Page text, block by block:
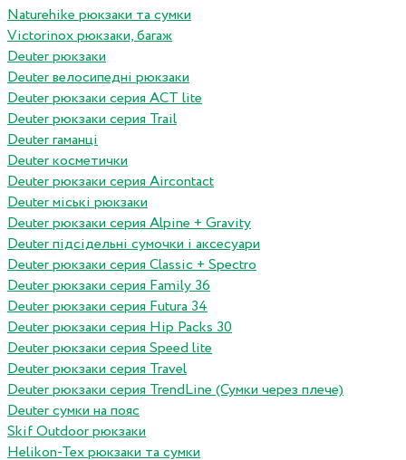
Naturehike рюкзаки та сумки
Victorinox рюкзаки, багаж
Deuter рюкзаки
Deuter велосипедні рюкзаки
Deuter рюкзаки серия ACT lite
Deuter рюкзаки серия Trail
Deuter гаманці
Deuter косметички
Deuter рюкзаки серия Aircontact
Deuter міські рюкзаки
Deuter рюкзаки серия Alpine + Gravity
Deuter підсідельні сумочки і аксесуари
Deuter рюкзаки серия Classic + Spectro
Deuter рюкзаки серия Family 36
Deuter рюкзаки серия Futura 34
Deuter рюкзаки серия Hip Packs 30
Deuter рюкзаки серия Speed lite
Deuter рюкзаки серия Travel
Deuter рюкзаки серия TrendLine (Сумки через плече)
Deuter сумки на пояс
Skif Outdoor рюкзаки
Helikon-Tex рюкзаки та сумки